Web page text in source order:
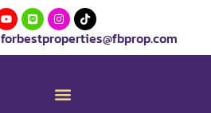
forbestproperties@fbprop.com